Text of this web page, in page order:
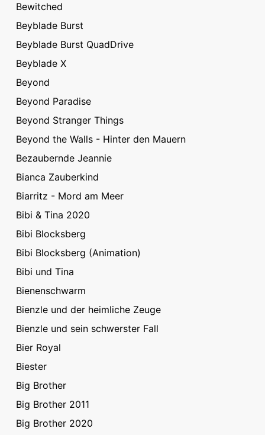
Bewitched
Beyblade Burst
Beyblade Burst QuadDrive
Beyblade X
Beyond
Beyond Paradise
Beyond Stranger Things
Beyond the Walls - Hinter den Mauern
Bezaubernde Jeannie
Bianca Zauberkind
Biarritz - Mord am Meer
Bibi & Tina 2020
Bibi Blocksberg
Bibi Blocksberg (Animation)
Bibi und Tina
Bienenschwarm
Bienzle und der heimliche Zeuge
Bienzle und sein schwerster Fall
Bier Royal
Biester
Big Brother
Big Brother 2011
Big Brother 2020